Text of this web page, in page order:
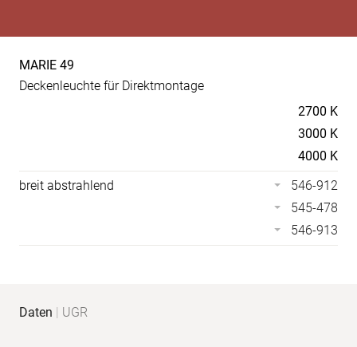
Produkt-
Spezifikationen
MARIE 49
Deckenleuchte für Direktmontage
2700 K
3000 K
4000 K
breit abstrahlend
546-912
545-478
546-913
Anwendungs-
Produkt-
Daten | UGR